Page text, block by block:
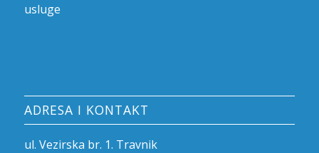
usluge
ADRESA I KONTAKT
ul. Vezirska br. 1. Travnik